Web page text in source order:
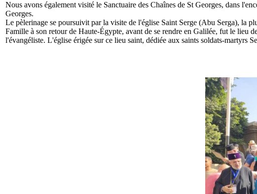
Nous avons également visité le Sanctuaire des Chaînes de St Georges, dans
Georges.
Le pèlerinage se poursuivit par la visite de l'église Saint Serge (Abu Serga), la
Famille à son retour de Haute-Égypte, avant de se rendre en Galilée, fut le lieu
l'évangéliste. L'église érigée sur ce lieu saint, dédiée aux saints soldats-martyrs